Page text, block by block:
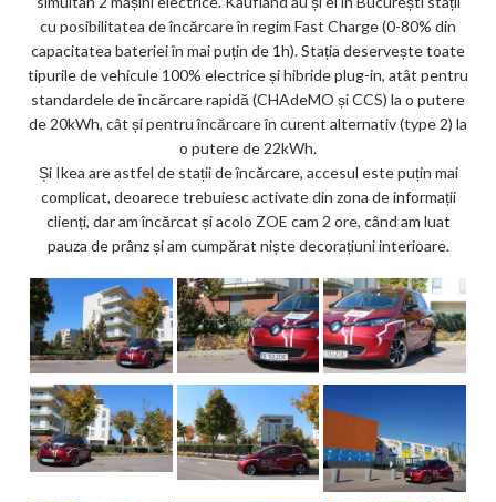
cu posibilitatea de încărcare în regim Fast Charge (0-80% din
capacitatea bateriei în mai puțin de 1h). Stația deservește toate
tipurile de vehicule 100% electrice și hibride plug-in, atât pentru
standardele de încărcare rapidă (CHAdeMO și CCS) la o putere
de 20kWh, cât și pentru încărcare în curent alternativ (type 2) la
o putere de 22kWh.
Și Ikea are astfel de stații de încărcare, accesul este puțin mai
complicat, deoarece trebuiesc activate din zona de informații
clienți, dar am încărcat și acolo ZOE cam 2 ore, când am luat
pauza de prânz și am cumpărat niște decorațiuni interioare.